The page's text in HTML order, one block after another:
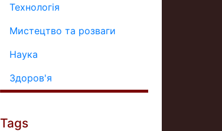
Технологія
Мистецтво та розваги
Наука
Здоров'я
Tags